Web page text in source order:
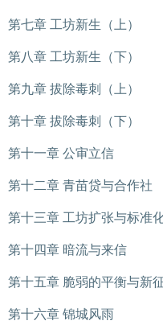
第七章 工坊新生（上）
第八章 工坊新生（下）
第九章 拔除毒刺（上）
第十章 拔除毒刺（下）
第十一章 公审立信
第十二章 青苗贷与合作社
第十三章 工坊扩张与标准
第十四章 暗流与来信
第十五章 脆弱的平衡与新
第十六章 锦城风雨